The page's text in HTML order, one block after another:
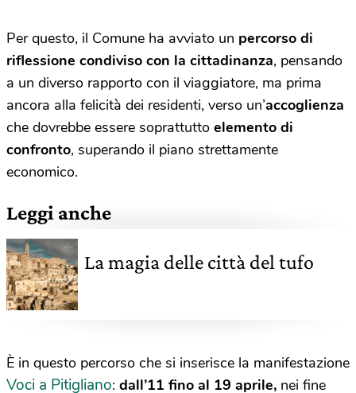
Per questo, il Comune ha avviato un percorso di
riflessione condiviso con la cittadinanza, pensando
a un diverso rapporto con il viaggiatore, ma prima
ancora alla felicità dei residenti, verso un’accoglienza
che dovrebbe essere soprattutto elemento di
confronto, superando il piano strettamente
economico.
Leggi anche
La magia delle città del tufo
È in questo percorso che si inserisce la manifestazione
Voci a Pitigliano: dall’11 fino al 19 aprile, nei fine